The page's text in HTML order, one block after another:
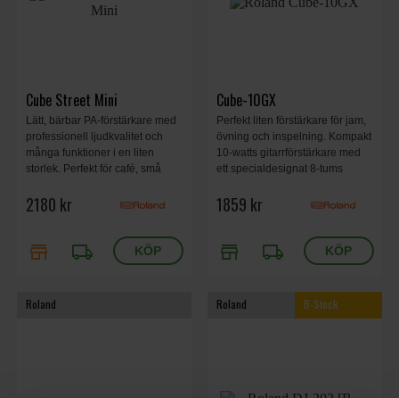
Cube Street Mini
Lätt, bärbar PA-förstärkare med
professionell ljudkvalitet och
många funktioner i en liten
storlek. Perfekt för café, små
274 x 110 x 192 mm, 2,2 kg.
2180 kr
store local_shipping
Cube-10GX
Perfekt liten förstärkare för jam,
övning och inspelning. Kompakt
10-watts gitarrförstärkare med
ett specialdesignat 8-tums
1859 kr
store local_shipping
Roland Roland B-Stock